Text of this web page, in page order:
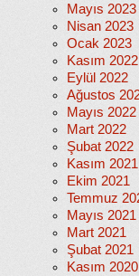
Mayıs 2023
Nisan 2023
Ocak 2023
Kasım 2022
Eylül 2022
Ağustos
Mayıs 2022
Mart 2022
Şubat 2022
Kasım 2021
Ekim 2021
Temmuz
Mayıs 2021
Mart 2021
Şubat 2021
Kasım 2020